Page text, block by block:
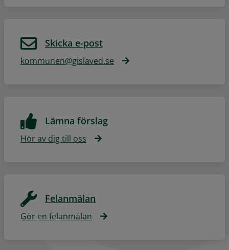
Skicka e-post
kommunen@gislaved.se
Lämna förslag
Hör av dig till oss
Felanmälan
Gör en felanmälan